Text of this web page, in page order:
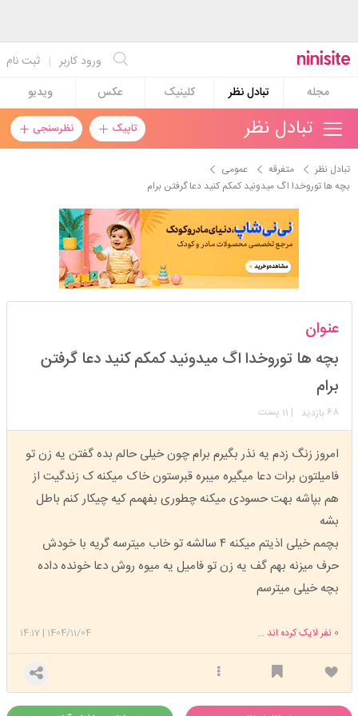
ثبت نام | ورود کاربر
مجله
تبادل نظر کلینیک عکس ویدیو
تاپیک نظرسنجی تبادل نظر
تبادل نظر متفرقه
عمومی
بچه ها توروخدا اگ میدونید کمکم کنید دعا گرفتن برام
تعداد پست: 246
عنوان
بچه ها توروخدا اگ میدونید کمکم کنید دعا گرفتن
برام
68 بازدید | 11 پست
امروز زنگ زدم یه نذر بگیرم برام چون خیلی حالم بده گفتن یه زن تو
فامیلتون برات دعا میگیره میبره قبرستون خاک میکنه ک زندگیت از
هم بپاشه بهت حسودی میکنه چطوری بفهمم کیه چیکار کنم باطل
بشه
بچمم خیلی اذیتم میکنه ۴ سالشه تو خاب میترسه گریه با خودش
حرف میزنه بهم گف یه زن تو فامیل یه میوه روش دعا خونده داده
بچه خیلی میترسم
1404/11/04
|
14:17 0 نفر لایک کرده اند ...